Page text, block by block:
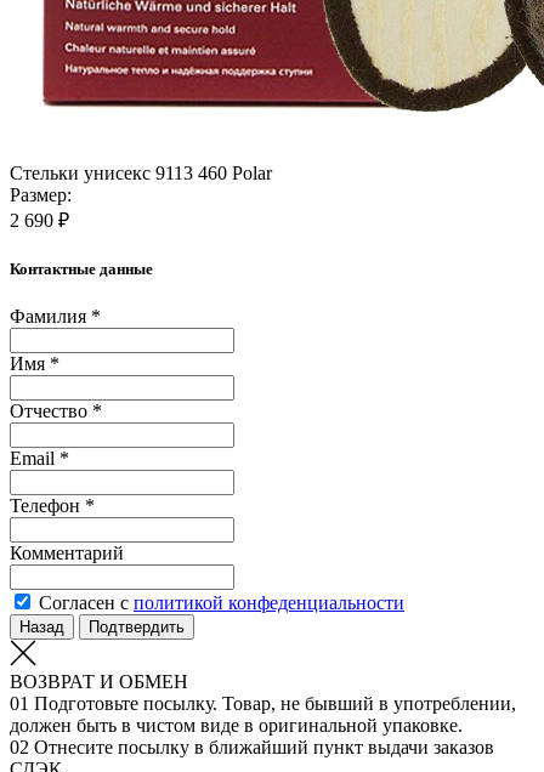
Стельки унисекс 9113 460 Polar
Размер:
2 690 ₽
Контактные данные
Фамилия *
Имя *
Отчество *
Email *
Телефон *
Комментарий
Согласен с политикой конфеденциальности
Назад Подтвердить
ВОЗВРАТ И ОБМЕН
01 Подготовьте посылку. Товар, не бывший в употреблении,
должен быть в чистом виде в оригинальной упаковке.
02 Отнесите посылку в ближайший пункт выдачи заказов